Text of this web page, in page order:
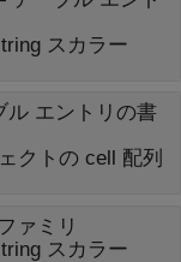
スカラー
ル エントリの書
クトの cell 配列
ァミリ
スカラー